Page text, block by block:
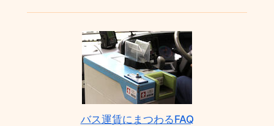
バス運賃にまつわるFAQ